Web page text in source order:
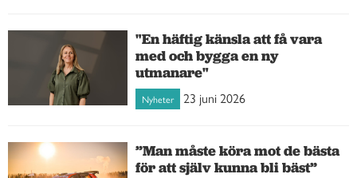
"En häftig känsla att få vara
med och bygga en ny
utmanare"
Nyheter 23 juni 2026
”Man måste köra mot de bästa
för att själv kunna bli bäst”